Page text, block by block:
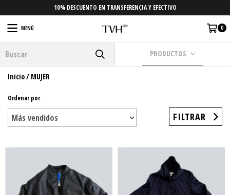
10% DESCUENTO EN TRANSFERENCIA Y EFECTIVO
MENÚ 0
PRODUCTOS
Inicio/ MUJER
Ordenar por
FILTRAR